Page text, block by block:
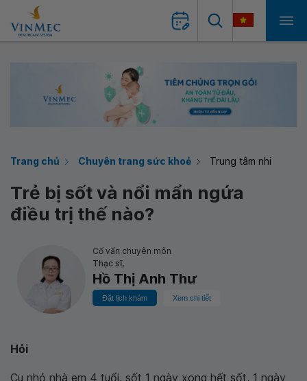
Trang chủ Chuyên trang sức khoẻ Trung tâm nhi
Trẻ bị sốt và nổi mẩn ngứa
điều trị thế nào?
Cố vấn chuyên môn
Thạc sĩ,
Hồ Thị Anh Thư
Đặt lịch khám Xem chi tiết
Hỏi
Cu nhỏ nhà em 4 tuổi, sốt 1 ngày xong hết sốt, 1 ngày